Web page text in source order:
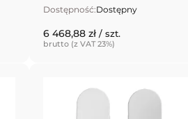
Dostępność:Dostępny
6 468,88 zł/ szt.
brutto (z VAT 23%)